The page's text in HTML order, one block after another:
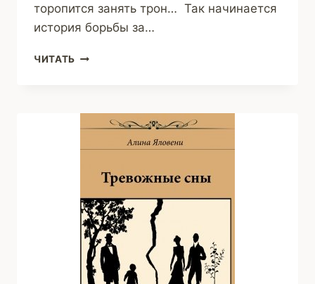
торопится занять трон… Так начинается
история борьбы за…
ЧИТАТЬ КОРОЛЕВА
РЭЙ)